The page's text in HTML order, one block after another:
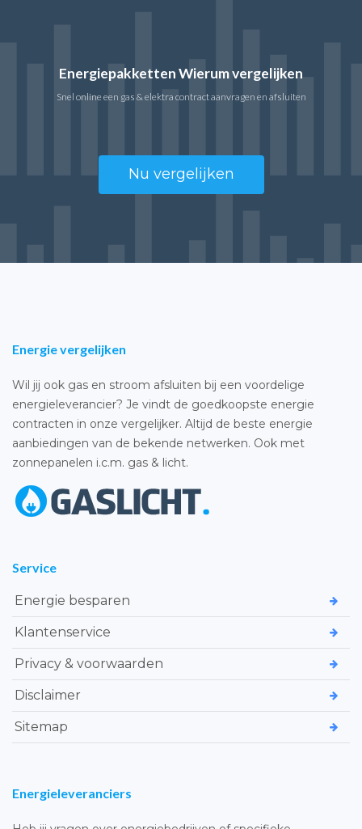
Energiepakketten Wierum vergelijken
Snel online een gas & elektra contract aanvragen en afsluiten
Nu vergelijken
Energie vergelijken
Wil jij ook gas en stroom afsluiten bij een voordelige
energieleverancier? Je vindt de goedkoopste energie
contracten in onze vergelijker. Altijd de beste energie
aanbiedingen van de bekende netwerken. Ook met
zonnepanelen i.c.m. gas & licht.
Service
Energie besparen
Klantenservice
Privacy & voorwaarden
Disclaimer
Sitemap
Energieleveranciers